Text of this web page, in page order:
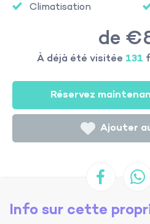
Climatisation
de
À déjà été visitée 131
Réservez
Ajouter
Info sur cette